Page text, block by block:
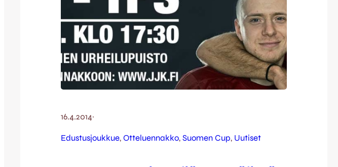
16.4.2014·
Edustusjoukkue, Otteluennakko, Suomen Cup, Uutiset